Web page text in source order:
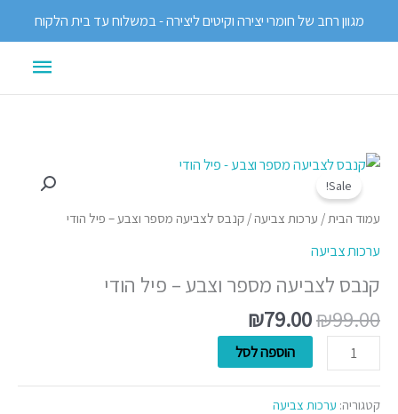
מגוון רחב של חומרי יצירה וקיטים ליצירה - במשלוח עד בית הלקוח
Sale!
עמוד הבית/ ערכות צביעה / קנבס לצביעה מספר וצבע – פיל הודי
ערכות צביעה
קנבס לצביעה מספר וצבע – פיל הודי
₪99.00
המחיר
היה:
₪79.00
המחיר
הוא:
כמות
קנבס
מספר
וצבע
פיל
הוספה לסל
קטגוריה: ערכות צביעה